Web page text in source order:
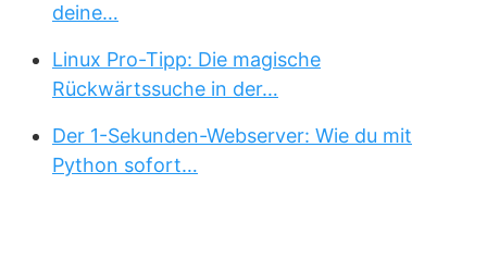
deine…
Linux Pro-Tipp: Die magische
Rückwärtssuche in der…
Der 1-Sekunden-Webserver: Wie du mit
Python sofort…